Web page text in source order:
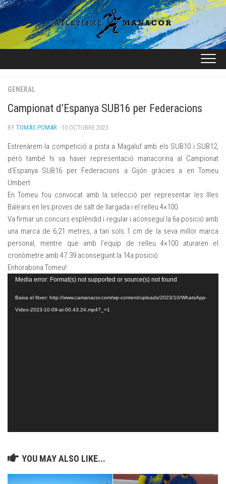
Skip
to
content
GENERAL
Campionat d’Espanya SUB16 per Federacions
BY TOMÀS POMAR · 10 OCTUBRE 2023
Estrenàrem la competició a pista a Magaluf amb els SUB10 i SUB12,
però també hi va haver representació manacorina al Campionat
d’Espanya SUB16 per Federacions a Gijón gràcies a en Tomeu
Umbert.
En Tomeu fou convocat amb la selecció per representar les Illes
Balears en les proves de salt de llargada i el relleu 4×100.
Va firmar un concurs esplèndid i regular i aconseguí la 6a posició amb
una marca de 6,21 metres, a tan sols 1 cm de la seva millor marca
personal, mentre que amb l’equip de relleu 4×100 aturaren el
cronòmetre amb 47.39 aconseguint la 14a posició.
Enhorabona Tomeu!
Reproductor
Media error: Format(s) not supported or source(s) not found
Baixa el fitxer: http://www.camanacor.com/wp-content/uploads/2023/10/WhatsApp-
Video-2023-10-09-at-00.43.24.mp4?_=1
YOU MAY ALSO LIKE...